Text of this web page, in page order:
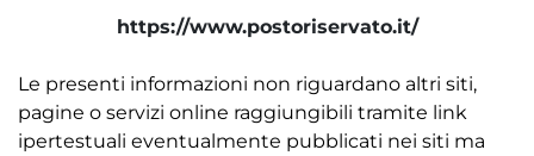
https://www.postoriservato.it/
Le presenti informazioni non riguardano altri siti,
pagine o servizi online raggiungibili tramite link
ipertestuali eventualmente pubblicati nei siti ma